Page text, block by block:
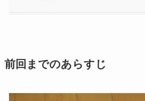
前回までのあらすじ